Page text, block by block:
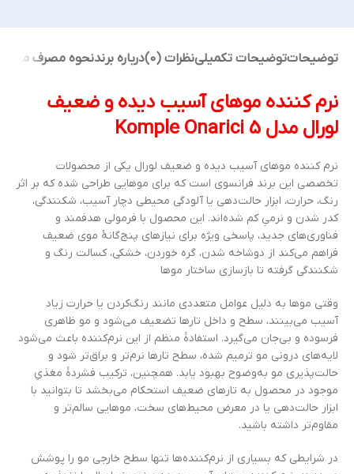
توضیحاتتوضیحات تکمیلینظرات (0) درباره برندنحوه مصرف
نرم کننده موهای آسیب دیده و ضعیف
لورال مدل Komple Onarici 5
نرم کننده موهای آسیب دیده و ضعیف لورال یکی از محصولات
تخصصی این برند فرانسوی است که برای موهایی طراحی شده که بر اثر
رنگ، حرارت، ابزار حالت‌دهی یا آلودگی محیطی دچار آسیب، شکنندگی،
کدر شدن و نرمیِ کم شده‌اند. این محصول با فرمولی هدفمند و
فناوری‌های جدید، پاسخی ویژه برای نیازهای پنج‌گانهٔ موی ضعیف
فراهم می‌کند از دوشاخه شدن، گره خوردن، خشکی، کسالت رنگ و
شکنندگی گرفته تا بازسازی ساختار موها
وقتی موها به دلیل عوامل متعددی مانند رنگ‌کردن یا حرارت زیاد
آسیب می‌بینند، سطح و داخل تارها تضعیف می‌شود و مو ظاهری
فرسوده و بی‌جان می‌گیرد. استفادهٔ منظم از این نرم‌کننده باعث می‌شود
لایه‌های درونی مو ترمیم شده، سطح تارها نرم‌تر و براق‌تر شود و
حالت‌پذیری مو به‌وضوح بهبود یابد. همچنین، ترکیب فشردهٔ مغذیِ
موجود در محصول به تارهای ضعیف استحکام می‌بخشد تا بتوانید با
ابزار حالت‌دهی یا در معرض محیط‌های سخت، موهایی سالم‌تر و
مقاوم‌تر داشته باشید.
در شرایطی که بسیاری از نرم‌کننده‌ها تنها سطح خارجی مو را پوشش